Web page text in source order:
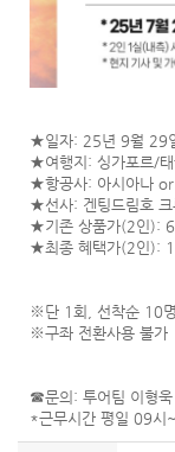
★일자: 25년 9월 29
★여행지: 싱가포르/
★항공사: 아시아나
★선사: 겐팅드림호 크
★기존 상품가(2인):
★최종 혜택가(2인):
※단 1회, 선착순 10
※구좌 전환사용 불가
☎문의: 투어팀 이형
*근무시간 평일 09시